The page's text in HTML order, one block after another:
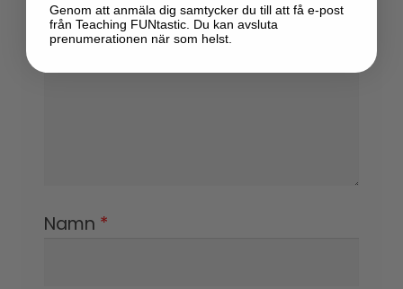
Namn *
Genom att anmäla dig samtycker du till att få e-post
från Teaching FUNtastic. Du kan avsluta
prenumerationen när som helst.